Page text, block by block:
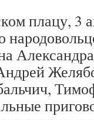
плацу, 3